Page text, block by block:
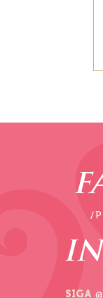
/
SIGA